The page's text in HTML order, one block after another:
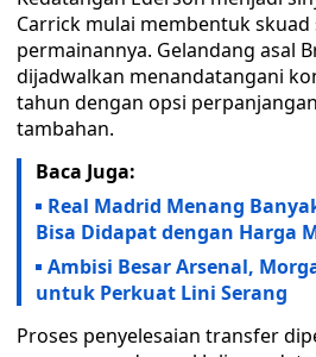
Carrick mulai membentuk skuad
permainannya. Gelandang asal
dijadwalkan menandatangani
tahun dengan opsi
tambahan.
Baca Juga:
Real Madrid Menang
Bisa Didapat dengan Harga
Ambisi Besar Arsenal,
untuk Perkuat Lini Serang
Proses penyelesaian transfer